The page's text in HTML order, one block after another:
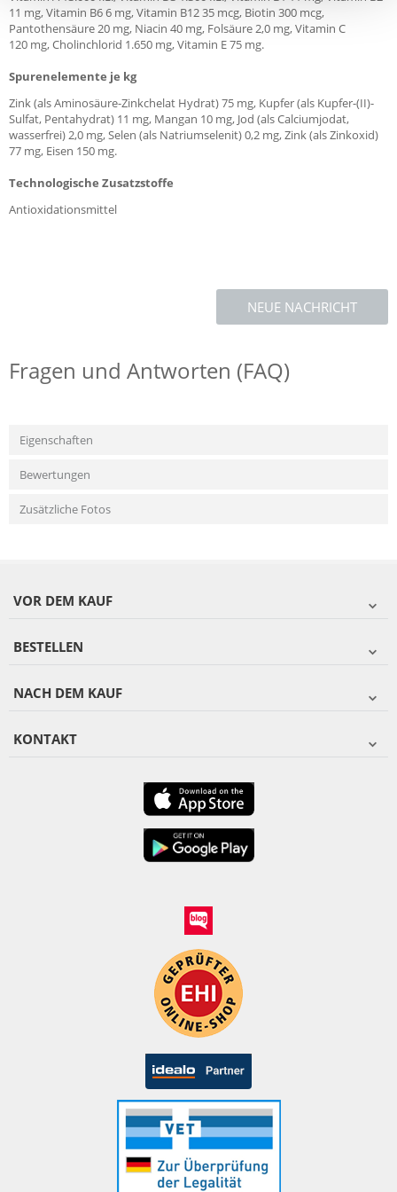
11 mg, Vitamin B6 6 mg, Vitamin B12 35 mcg, Biotin 300 mcg,
Pantothensäure 20 mg, Niacin 40 mg, Folsäure 2,0 mg, Vitamin C
120 mg, Cholinchlorid 1.650 mg, Vitamin E 75 mg.
Spurenelemente je kg
Zink (als Aminosäure-Zinkchelat Hydrat) 75 mg, Kupfer (als Kupfer-(II)-
Sulfat, Pentahydrat) 11 mg, Mangan 10 mg, Jod (als Calciumjodat,
wasserfrei) 2,0 mg, Selen (als Natriumselenit) 0,2 mg, Zink (als Zinkoxid)
77 mg, Eisen 150 mg.
Technologische Zusatzstoffe
Antioxidationsmittel
NEUE NACHRICHT
Fragen und Antworten (FAQ)
Eigenschaften
Bewertungen
Zusätzliche Fotos
VOR DEM KAUF
BESTELLEN
NACH DEM KAUF
KONTAKT